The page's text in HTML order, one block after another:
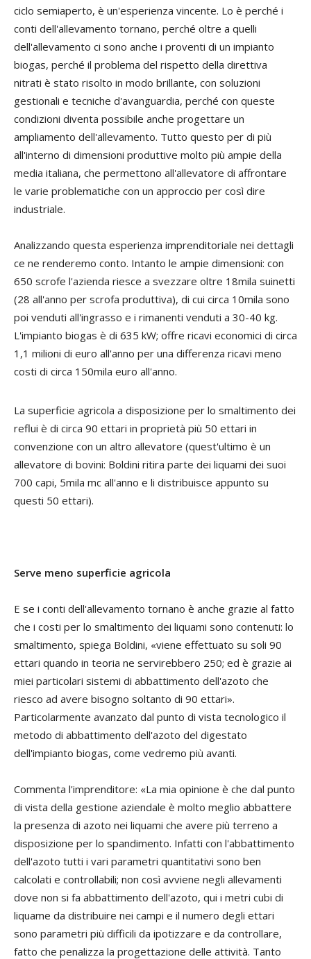
ciclo semiaperto, è un'esperienza vincente. Lo è perché i
conti dell'allevamento tornano, perché oltre a quelli
dell'allevamento ci sono anche i proventi di un impianto
biogas, perché il problema del rispetto della direttiva
nitrati è stato risolto in modo brillante, con soluzioni
gestionali e tecniche d'avanguardia, perché con queste
condizioni diventa possibile anche progettare un
ampliamento dell'allevamento. Tutto questo per di più
all'interno di dimensioni produttive molto più ampie della
media italiana, che permettono all'allevatore di affrontare
le varie problematiche con un approccio per così dire
industriale.
Analizzando questa esperienza imprenditoriale nei dettagli
ce ne renderemo conto. Intanto le ampie dimensioni: con
650 scrofe l'azienda riesce a svezzare oltre 18mila suinetti
(28 all'anno per scrofa produttiva), di cui circa 10mila sono
poi venduti all'ingrasso e i rimanenti venduti a 30-40 kg.
L'impianto biogas è di 635 kW; offre ricavi economici di circa
1,1 milioni di euro all'anno per una differenza ricavi meno
costi di circa 150mila euro all'anno.
La superficie agricola a disposizione per lo smaltimento dei
reflui è di circa 90 ettari in proprietà più 50 ettari in
convenzione con un altro allevatore (quest'ultimo è un
allevatore di bovini: Boldini ritira parte dei liquami dei suoi
700 capi, 5mila mc all'anno e li distribuisce appunto su
questi 50 ettari).
Serve meno superficie agricola
E se i conti dell'allevamento tornano è anche grazie al fatto
che i costi per lo smaltimento dei liquami sono contenuti: lo
smaltimento, spiega Boldini, «viene effettuato su soli 90
ettari quando in teoria ne servirebbero 250; ed è grazie ai
miei particolari sistemi di abbattimento dell'azoto che
riesco ad avere bisogno soltanto di 90 ettari».
Particolarmente avanzato dal punto di vista tecnologico il
metodo di abbattimento dell'azoto del digestato
dell'impianto biogas, come vedremo più avanti.
Commenta l'imprenditore: «La mia opinione è che dal punto
di vista della gestione aziendale è molto meglio abbattere
la presenza di azoto nei liquami che avere più terreno a
disposizione per lo spandimento. Infatti con l'abbattimento
dell'azoto tutti i vari parametri quantitativi sono ben
calcolati e controllabili; non così avviene negli allevamenti
dove non si fa abbattimento dell'azoto, qui i metri cubi di
liquame da distribuire nei campi e il numero degli ettari
sono parametri più difficili da ipotizzare e da controllare,
fatto che penalizza la progettazione delle attività. Tanto